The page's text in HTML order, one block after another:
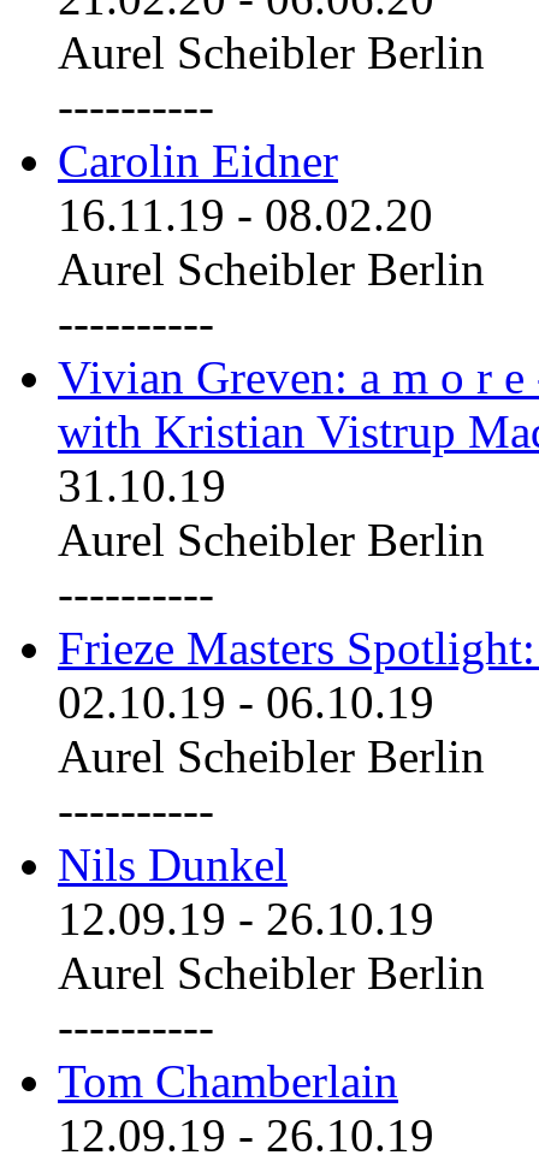
Aurel Scheibler Berlin
----------
Carolin Eidner
16.11.19 - 08.02.20
Aurel Scheibler Berlin
----------
Vivian Greven: a m o r
with Kristian Vistrup
31.10.19
Aurel Scheibler Berlin
----------
Frieze Masters
02.10.19 - 06.10.19
Aurel Scheibler Berlin
----------
Nils Dunkel
12.09.19 - 26.10.19
Aurel Scheibler Berlin
----------
Tom Chamberlain
12.09.19 - 26.10.19